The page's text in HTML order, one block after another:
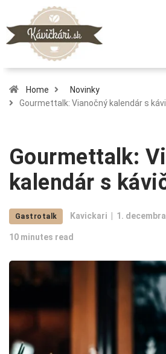
Home
Novinky
Gourmettalk: Vianočný kalendár s
Gourmettalk:
kalendár s
Gastrotalk Kavickari 1.
10 minutes read